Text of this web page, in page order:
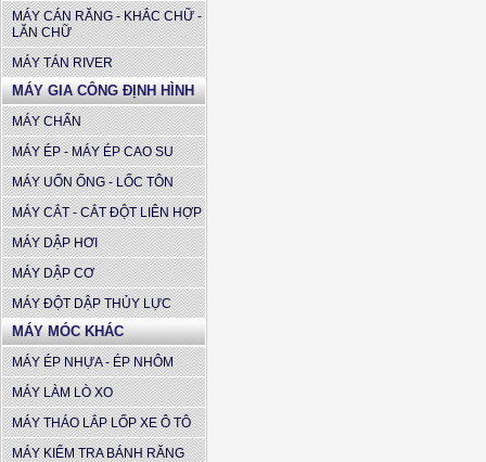
MÁY CÁN RĂNG - KHẮC CHỮ -
LĂN CHỮ
MÁY TÁN RIVER
MÁY GIA CÔNG ĐỊNH HÌNH
MÁY CHẤN
MÁY ÉP - MÁY ÉP CAO SU
MÁY UỐN ỐNG - LỐC TÔN
MÁY CẮT - CẮT ĐỘT LIÊN HỢP
MÁY DẬP HƠI
MÁY DẬP CƠ
MÁY ĐỘT DẬP THỦY LỰC
MÁY MÓC KHÁC
MÁY ÉP NHỰA - ÉP NHÔM
MÁY LÀM LÒ XO
MÁY THÁO LẮP LỐP XE Ô TÔ
MÁY KIỂM TRA BÁNH RĂNG